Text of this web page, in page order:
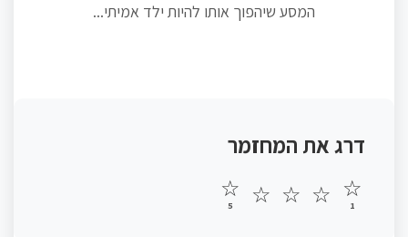
המסע שיהפוך אותו להיות ילד אמיתי...
דרג את המחזמר
☆
1
☆
☆
☆
☆
5